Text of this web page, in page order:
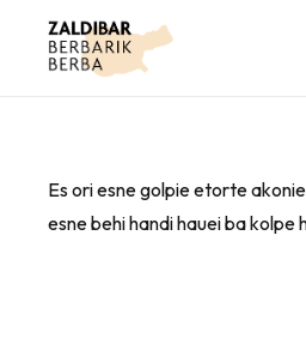
Es ori esne golpie etorte
esne behi handi hauei ba